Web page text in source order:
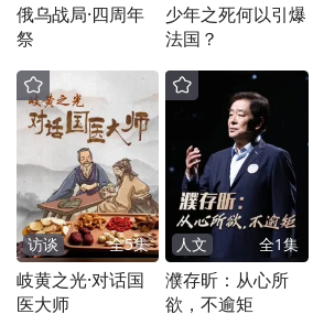
俄乌战局·四周年
祭
少年之死何以引爆
法国？
访谈 全5集
岐黄之光·对话国
医大师
人文 全1集
濮存昕：从心所
欲，不逾矩